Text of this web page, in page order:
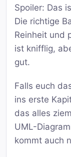
Spoiler: Das
Die richtige
Reinheit und
ist knifflig,
gut.
Falls euch
ins erste
das alles
UML-
kommt auch